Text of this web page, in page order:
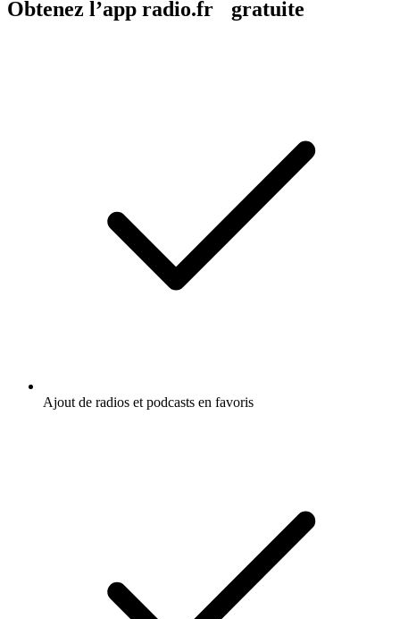
Obtenez l’app radio.fr gratuite
Ajout de radios et podcasts en favoris